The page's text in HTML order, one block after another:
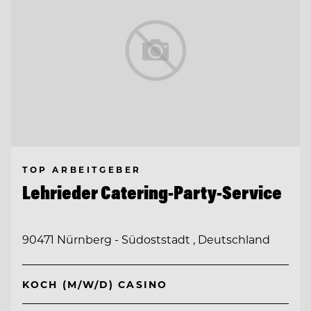
TOP ARBEITGEBER
Lehrieder Catering-Party-Service
90471 Nürnberg - Südoststadt , Deutschland
KOCH (M/W/D) CASINO